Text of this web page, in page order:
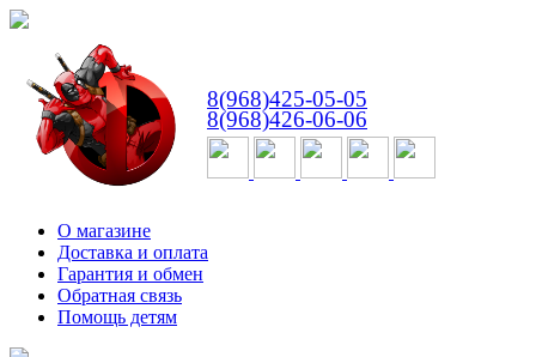
8(968)425-05-05
8(968)426-06-06
О магазине
Доставка и оплата
Гарантия и обмен
Обратная связь
Помощь детям